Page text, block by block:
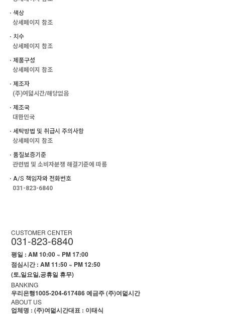
ㆍ색상
상세페이지 참조
ㆍ치수
상세페이지 참조
ㆍ제품구성
상세페이지 참조
ㆍ제조자
(주)여덟시간/해당없음
ㆍ제조국
대한민국
ㆍ세탁방법 및 취급시 주의사항
상세페이지 참조
ㆍ품질보증기준
관련법 및 소비자분쟁 해결기준에 따름
ㆍA/S 책임자와 전화번호
031-823-6840
CUSTOMER CENTER
031-823-6840
평일 : AM 10:00 ~ PM 17:00
점심시간 : AM 11:50 ~ PM 12:50
(토,일요일,공휴일 휴무)
BANKING
우리은행1005-204-617486 예금주 (주)여덟시간
ABOUT US
업체명 : (주)여덟시간대표 : 이태식